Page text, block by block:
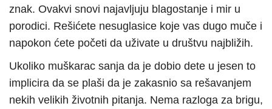
znak. Ovakvi snovi najavljuju blagostanje i mir u
porodici. Rešićete nesuglasice koje vas dugo muče i
napokon ćete početi da uživate u društvu najbližih.
Ukoliko muškarac sanja da je dobio dete u jesen to
implicira da se plaši da je zakasnio sa rešavanjem
nekih velikih životnih pitanja. Nema razloga za brigu,